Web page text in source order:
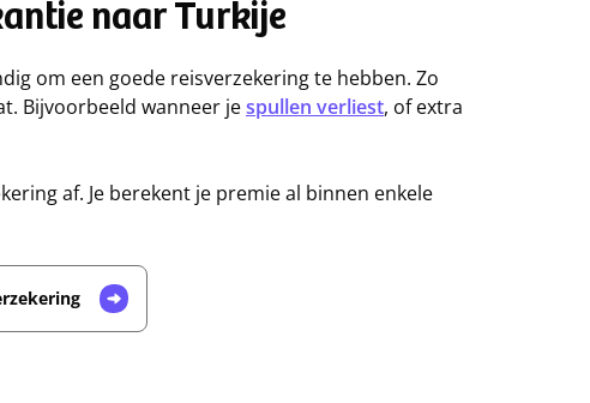
naar Turkije
om een goede reisverzekering te hebben. Zo
Bijvoorbeeld wanneer jespullen verliest, of extra
af. Je berekent je premie al binnen enkele